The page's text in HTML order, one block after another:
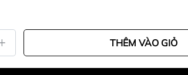
THÊM VÀO GIỎ